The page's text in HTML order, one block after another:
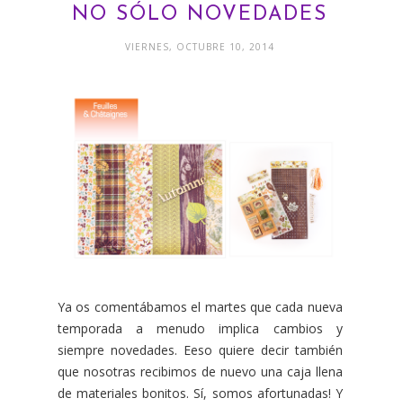
NO SÓLO NOVEDADES
VIERNES, OCTUBRE 10, 2014
Ya os comentábamos el martes que cada nueva
temporada a menudo implica cambios y
siempre novedades. Eeso quiere decir también
que nosotras recibimos de nuevo una caja llena
de materiales bonitos. Sí, somos afortunadas! Y